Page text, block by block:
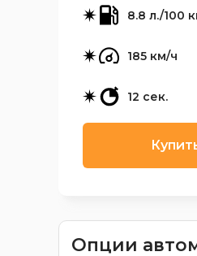
8.8 л./100
185 км/ч
12 сек.
Опции